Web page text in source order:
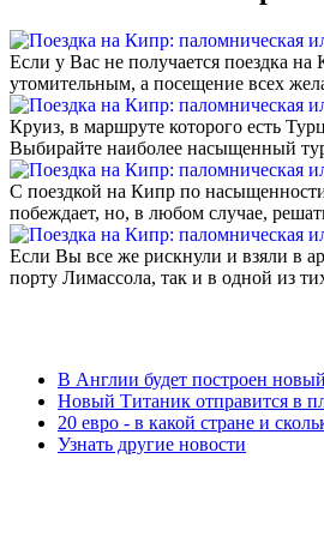
Если у Вас не получается поездка
утомительным, а посещение всех
Круиз, в маршруте которого есть
Выбирайте наиболее насыщенный
С поездкой на Кипр по насыщенности
побеждает, но, в любом случае,
Если Вы все же рискнули и взяли в
порту Лимассола, так и в одной из
В Англии будет построен
Новый Титаник отправится в
20 евро - в какой стране и
Узнать другие новости